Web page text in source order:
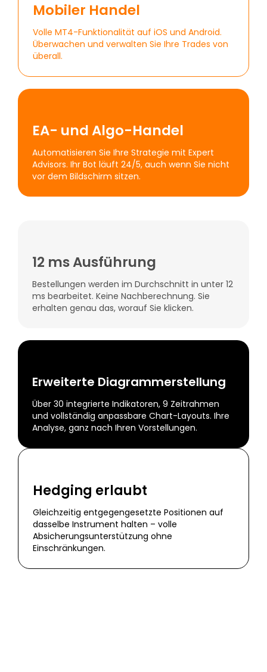
Mobiler Handel
Volle MT4-Funktionalität auf iOS und Android.
Überwachen und verwalten Sie Ihre Trades von
überall.
EA- und Algo-Handel
Automatisieren Sie Ihre Strategie mit Expert
Advisors. Ihr Bot läuft 24/5, auch wenn Sie nicht
vor dem Bildschirm sitzen.
12 ms Ausführung
Bestellungen werden im Durchschnitt in unter 12
ms bearbeitet. Keine Nachberechnung. Sie
erhalten genau das, worauf Sie klicken.
Erweiterte Diagrammerstellung
Über 30 integrierte Indikatoren, 9 Zeitrahmen
und vollständig anpassbare Chart-Layouts. Ihre
Analyse, ganz nach Ihren Vorstellungen.
Hedging erlaubt
Gleichzeitig entgegengesetzte Positionen auf
dasselbe Instrument halten – volle
Absicherungsunterstützung ohne
Einschränkungen.